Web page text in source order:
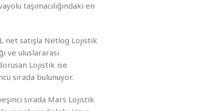
taşımacılığındaki en
net satışla Netlog Lojistik
ve uluslararası
Lojistik ise
sırada bulunuyor.
sırada Mars Lojistik